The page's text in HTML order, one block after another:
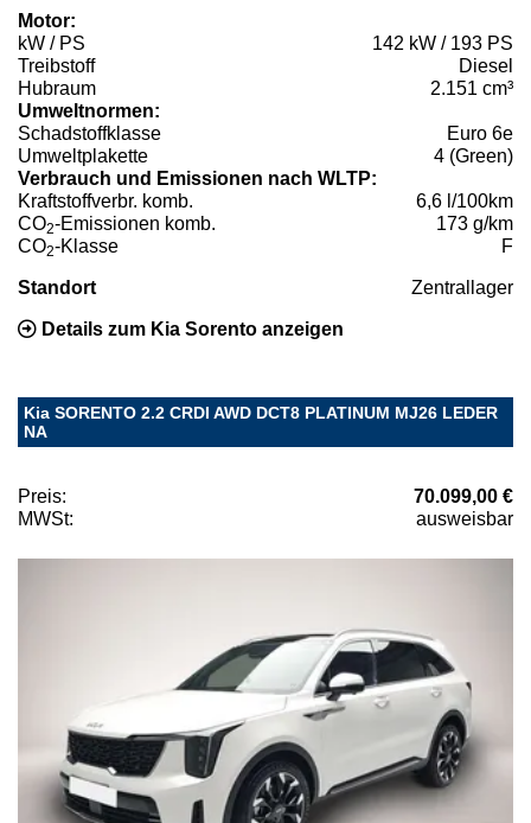
Motor:
kW / PS
142 kW / 193 PS
Treibstoff
Diesel
Hubraum
2.151 cm³
Umweltnormen:
Schadstoffklasse
Euro 6e
Umweltplakette
4 (Green)
Verbrauch und Emissionen nach WLTP:
Kraftstoffverbr. komb.
6,6 l/100km
CO2-Emissionen komb.
173 g/km
CO2-Klasse F
Standort Zentrallager
Details zum Kia Sorento anzeigen
Kia SORENTO 2.2 CRDI AWD DCT8 PLATINUM MJ26 LEDER
NA
Preis:
70.099,00 €
MWSt:
ausweisbar